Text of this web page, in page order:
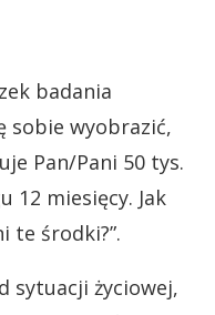
badania
sobie wyobrazić,
Pan/Pani 50 tys.
12 miesięcy. Jak
te środki?”.
sytuacji życiowej,